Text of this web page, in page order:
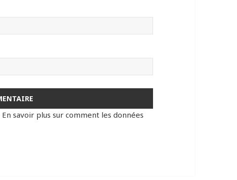
En savoir plus sur comment les données